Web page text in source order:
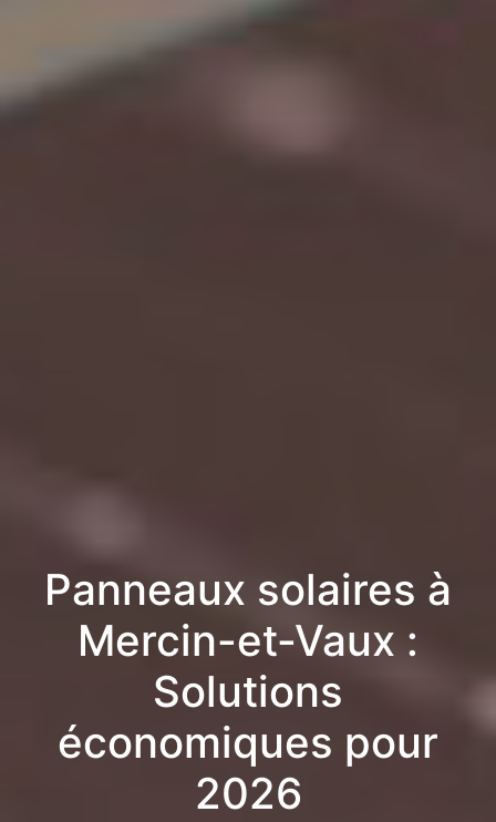
Panneaux solaires à
Mercin-et-Vaux :
Solutions
économiques pour
2026